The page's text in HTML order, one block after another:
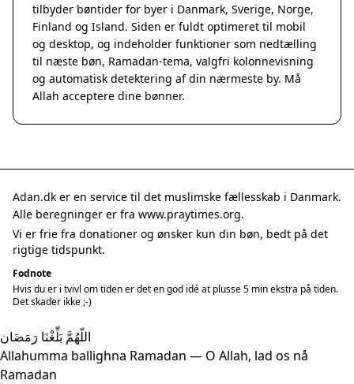
tilbyder bøntider for byer i Danmark, Sverige, Norge,
Finland og Island. Siden er fuldt optimeret til mobil
og desktop, og indeholder funktioner som nedtælling
til næste bøn, Ramadan-tema, valgfri kolonnevisning
og automatisk detektering af din nærmeste by. Må
Allah acceptere dine bønner.
Adan.dk er en service til det muslimske fællesskab i Danmark.
Alle beregninger er fra www.praytimes.org.
Vi er frie fra donationer og ønsker kun din bøn, bedt på det
rigtige tidspunkt.
Fodnote
Hvis du er i tvivl om tiden er det en god idé at plusse 5 min ekstra på tiden.
Det skader ikke ;-)
اللّهُمَّ بَلِّغْنَا رَمَضَان
Allahumma ballighna Ramadan — O Allah, lad os nå
Ramadan